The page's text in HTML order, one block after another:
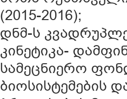
(2015-2016);
დნმ-ს
კინეტიკა-
სამეცნიერო
ბიოსისტემების